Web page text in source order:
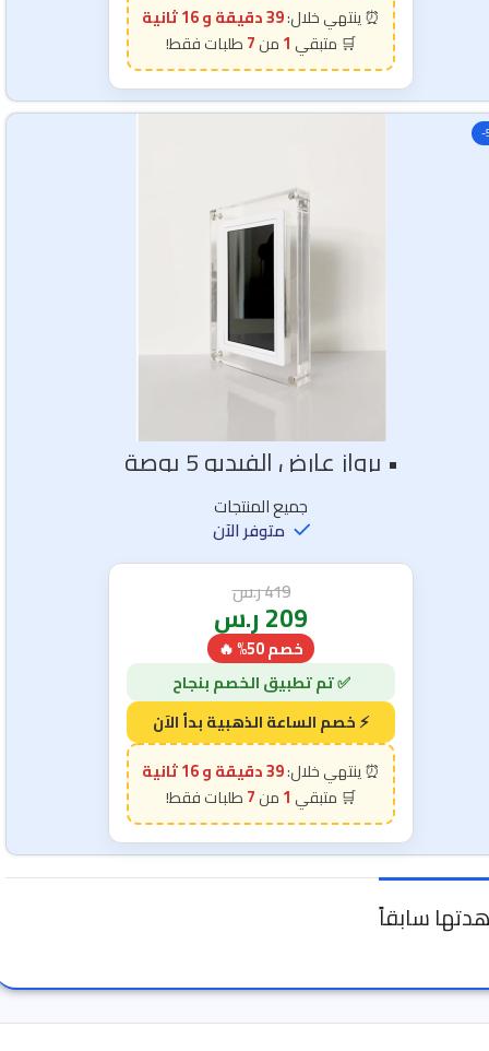
39 دقيقة و 15 ثانية
1
7
-
• برواز عارض الفيديو 5 بوصة
جميع المنتجات
متوفر الآن
419ر.س
209ر.س
خصم 50% 🔥
39 دقيقة و 15 ثانية
1
7
سابقاً